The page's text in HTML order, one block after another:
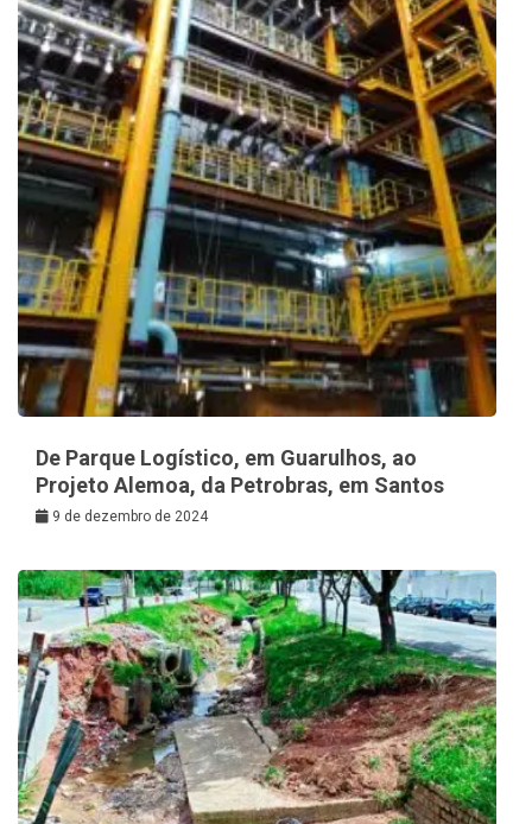
De Parque Logístico, em Guarulhos, ao
Projeto Alemoa, da Petrobras, em Santos
9 de dezembro de 2024